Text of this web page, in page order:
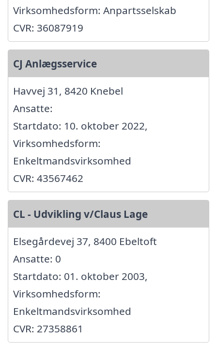
Virksomhedsform: Anpartsselskab
CVR: 36087919
CJ Anlægsservice
Havvej 31, 8420 Knebel
Ansatte:
Startdato: 10. oktober 2022,
Virksomhedsform:
Enkeltmandsvirksomhed
CVR: 43567462
CL - Udvikling v/Claus Lage
Elsegårdevej 37, 8400 Ebeltoft
Ansatte: 0
Startdato: 01. oktober 2003,
Virksomhedsform:
Enkeltmandsvirksomhed
CVR: 27358861